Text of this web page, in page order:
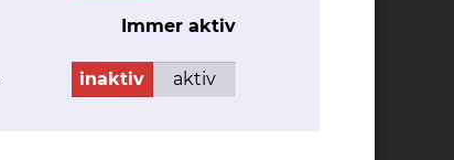
Immer aktiv
inaktiv aktiv